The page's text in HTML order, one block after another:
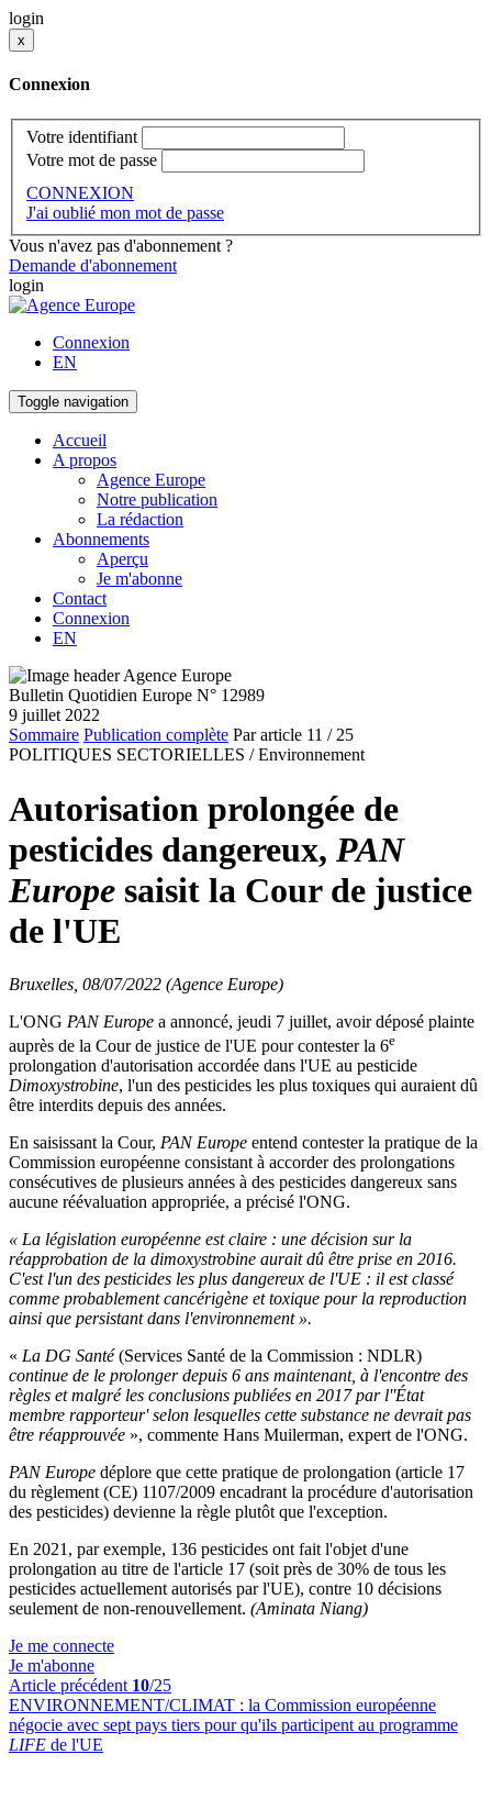
login
x
Connexion
Votre identifiant
Votre mot de passe
CONNEXION
J'ai oublié mon mot de passe
Vous n'avez pas d'abonnement ?
Demande d'abonnement
login
Connexion
EN
Toggle navigation
Accueil
A propos
Agence Europe
Notre publication
La rédaction
Abonnements
Aperçu
Je m'abonne
Contact
Connexion
EN
Bulletin Quotidien Europe N° 12989
9 juillet 2022
Sommaire Publication complète Par article 11 / 25
POLITIQUES SECTORIELLES / Environnement
Autorisation prolongée de
pesticides dangereux, PAN
Europe saisit la Cour de justice
de l'UE
Bruxelles, 08/07/2022 (Agence Europe)
L'ONG PAN Europe a annoncé, jeudi 7 juillet, avoir déposé plainte
auprès de la Cour de justice de l'UE pour contester la 6e
prolongation d'autorisation accordée dans l'UE au pesticide
Dimoxystrobine, l'un des pesticides les plus toxiques qui auraient dû
être interdits depuis des années.
En saisissant la Cour, PAN Europe entend contester la pratique de la
Commission européenne consistant à accorder des prolongations
consécutives de plusieurs années à des pesticides dangereux sans
aucune réévaluation appropriée, a précisé l'ONG.
« La législation européenne est claire : une décision sur la
réapprobation de la dimoxystrobine aurait dû être prise en 2016.
C'est l'un des pesticides les plus dangereux de l'UE : il est classé
comme probablement cancérigène et toxique pour la reproduction
ainsi que persistant dans l'environnement ».
« La DG Santé(Services Santé de la Commission : NDLR)
continue de le prolonger depuis 6 ans maintenant, à l'encontre des
règles et malgré les conclusions publiées en 2017 par l''État
membre rapporteur' selon lesquelles cette substance ne devrait pas
être réapprouvée », commente Hans Muilerman, expert de l'ONG.
PAN Europe déplore que cette pratique de prolongation (article 17
du règlement (CE) 1107/2009 encadrant la procédure d'autorisation
des pesticides) devienne la règle plutôt que l'exception.
En 2021, par exemple, 136 pesticides ont fait l'objet d'une
prolongation au titre de l'article 17 (soit près de 30% de tous les
pesticides actuellement autorisés par l'UE), contre 10 décisions
seulement de non-renouvellement. (Aminata Niang)
Je me connecte
Je m'abonne
Article précédent 10/25
ENVIRONNEMENT/CLIMAT : la Commission européenne
négocie avec sept pays tiers pour qu'ils participent au programme
LIFE de l'UE